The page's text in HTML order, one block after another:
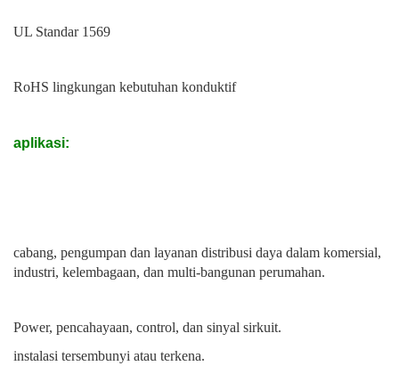
UL Standar 1569
RoHS lingkungan kebutuhan konduktif
aplikasi:
cabang, pengumpan dan layanan distribusi daya dalam komersial,
industri, kelembagaan, dan multi-bangunan perumahan.
Power, pencahayaan, control, dan sinyal sirkuit.
instalasi tersembunyi atau terkena.